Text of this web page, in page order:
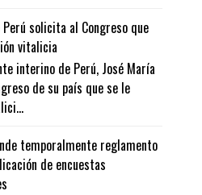
solicita al Congreso que
vitalicia
interino de Perú, José María
de su país que se le
temporalmente reglamento
de encuestas